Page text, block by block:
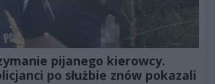
pijanego kierowcy.
po służbie znów pokazali